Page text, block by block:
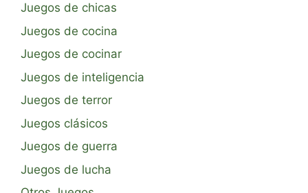
Juegos de chicas
Juegos de cocina
Juegos de cocinar
Juegos de inteligencia
Juegos de terror
Juegos clásicos
Juegos de guerra
Juegos de lucha